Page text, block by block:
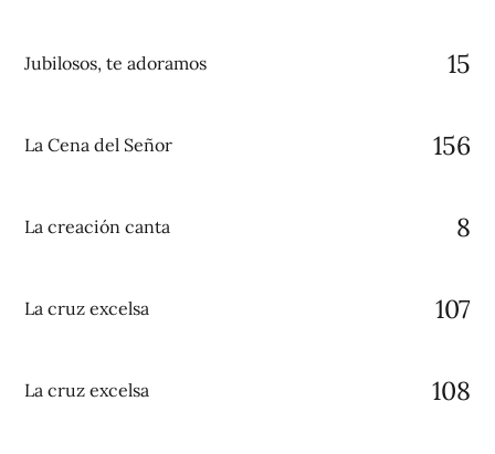
Jubilosos, te adoramos 15
La Cena del Señor 156
La creación canta 8
La cruz excelsa 107
La cruz excelsa 108